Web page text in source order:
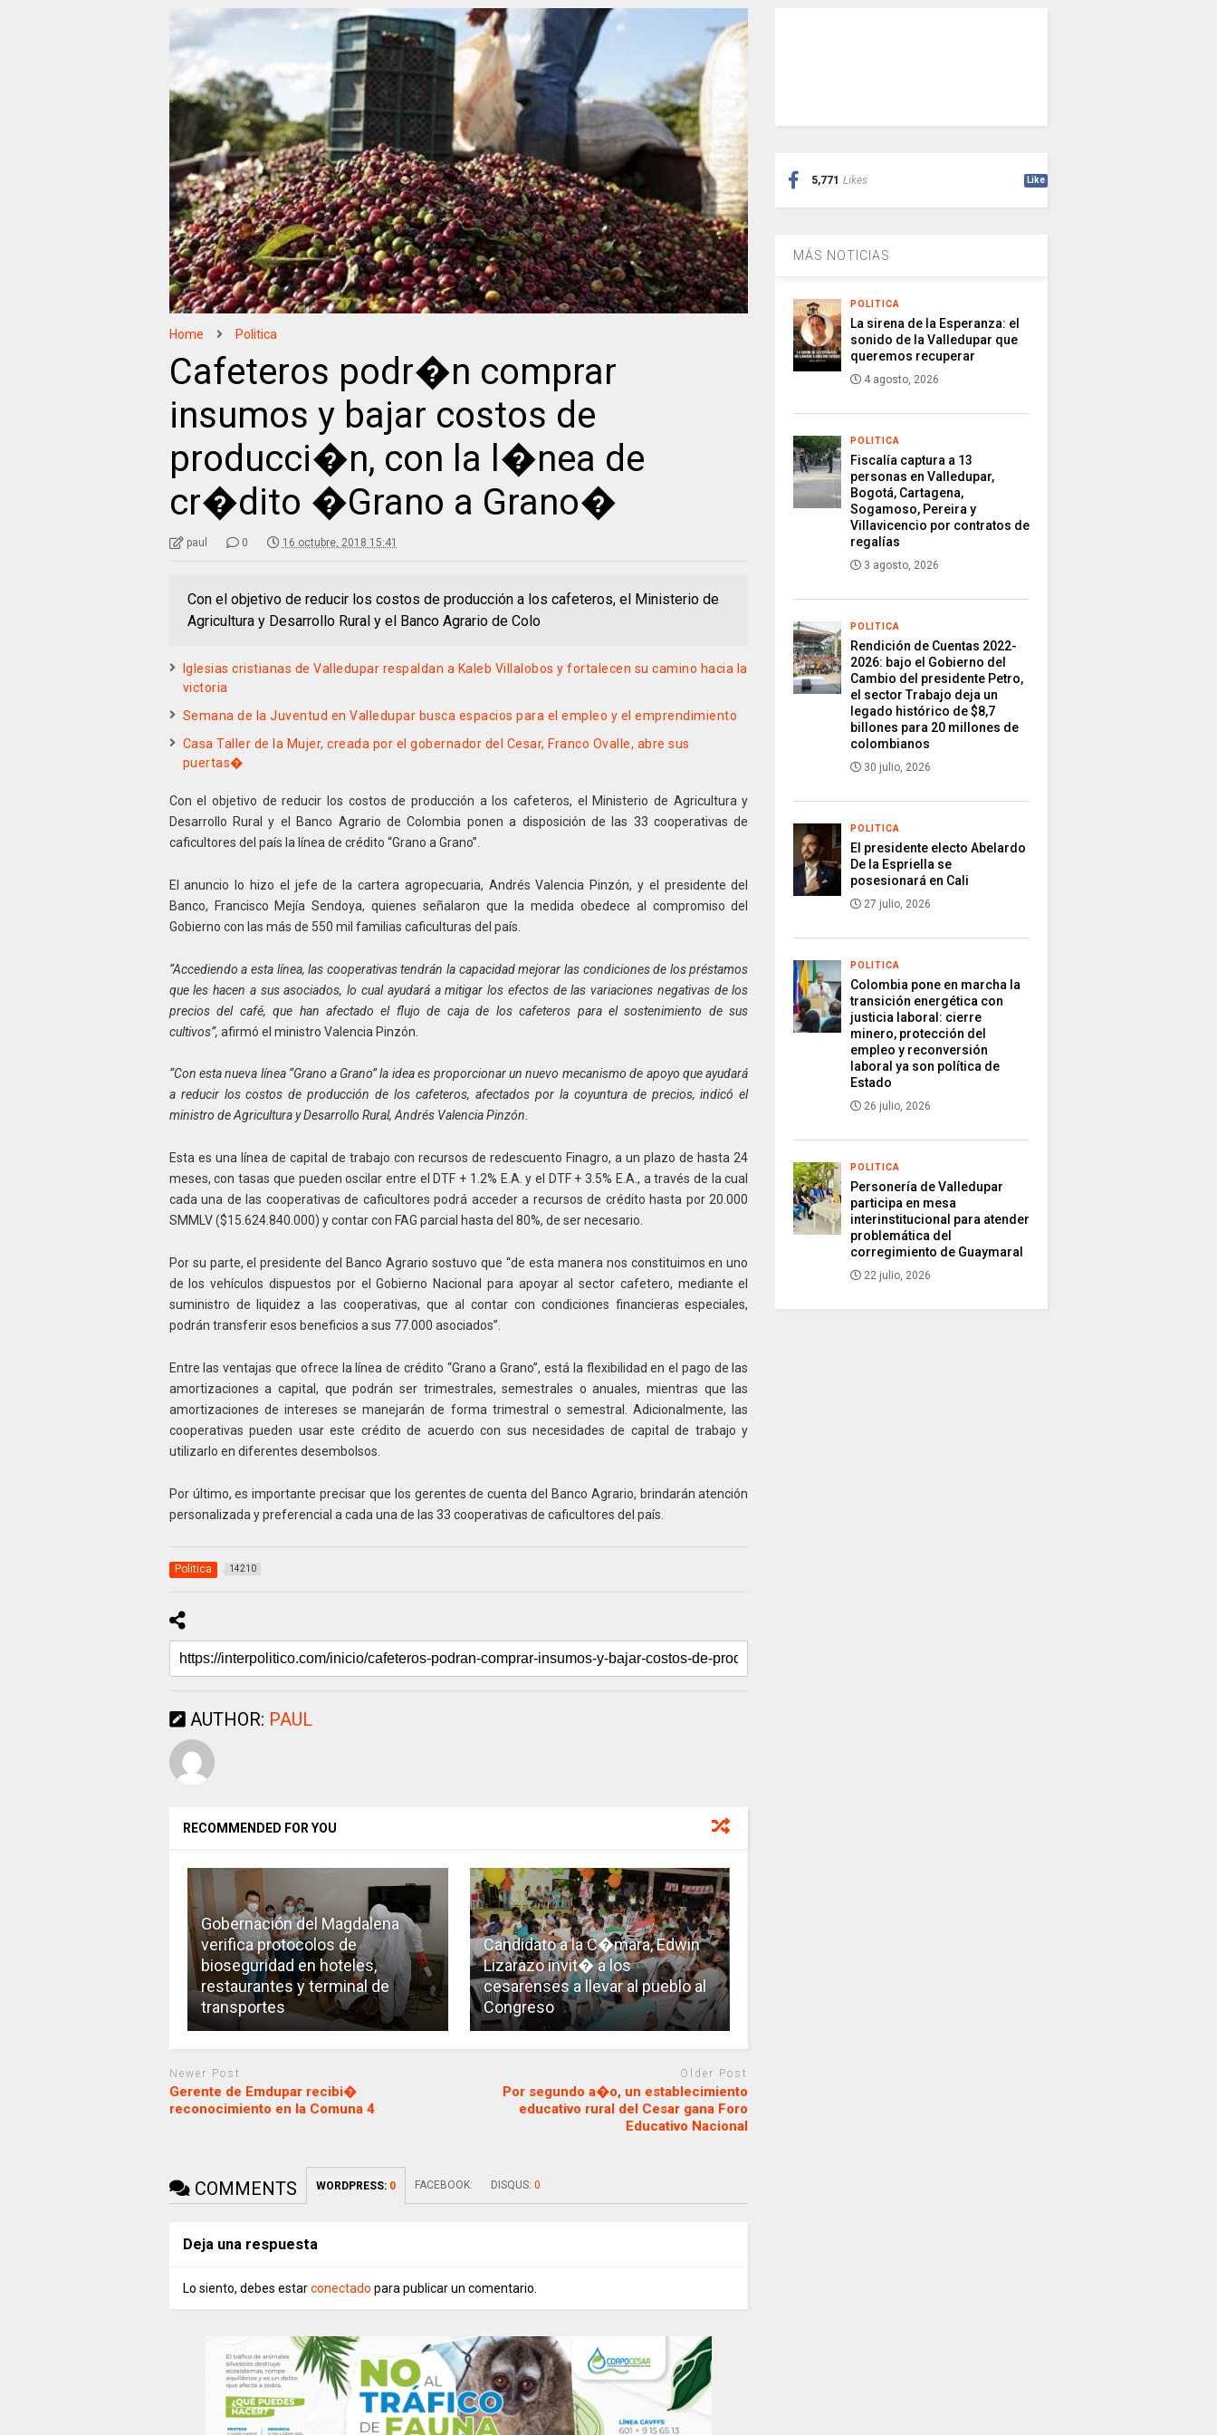
Home Politica
Cafeteros podr�n comprar
insumos y bajar costos de
producci�n, con la l�nea de
cr�dito �Grano a Grano�
paul 0 16 octubre, 2018 15:41
Con el objetivo de reducir los costos de producción a los cafeteros, el Ministerio de
Agricultura y Desarrollo Rural y el Banco Agrario de Colo
Iglesias cristianas de Valledupar respaldan a Kaleb Villalobos y fortalecen su camino hacia la
victoria
Semana de la Juventud en Valledupar busca espacios para el empleo y el emprendimiento
Casa Taller de la Mujer, creada por el gobernador del Cesar, Franco Ovalle, abre sus
puertas�
Con el objetivo de reducir los costos de producción a los cafeteros, el Ministerio de Agricultura y
Desarrollo Rural y el Banco Agrario de Colombia ponen a disposición de las 33 cooperativas de
caficultores del país la línea de crédito “Grano a Grano”.
El anuncio lo hizo el jefe de la cartera agropecuaria, Andrés Valencia Pinzón, y el presidente del
Banco, Francisco Mejía Sendoya, quienes señalaron que la medida obedece al compromiso del
Gobierno con las más de 550 mil familias caficulturas del país.
“Accediendo a esta línea, las cooperativas tendrán la capacidad mejorar las condiciones de los préstamos
que les hacen a sus asociados, lo cual ayudará a mitigar los efectos de las variaciones negativas de los
precios del café, que han afectado el flujo de caja de los cafeteros para el sostenimiento de sus
cultivos”, afirmó el ministro Valencia Pinzón.
“Con esta nueva línea “Grano a Grano” la idea es proporcionar un nuevo mecanismo de apoyo que ayudará
a reducir los costos de producción de los cafeteros, afectados por la coyuntura de precios, indicó el
ministro de Agricultura y Desarrollo Rural, Andrés Valencia Pinzón.
Esta es una línea de capital de trabajo con recursos de redescuento Finagro, a un plazo de hasta 24
meses, con tasas que pueden oscilar entre el DTF + 1.2% E.A. y el DTF + 3.5% E.A., a través de la cual
cada una de las cooperativas de caficultores podrá acceder a recursos de crédito hasta por 20.000
SMMLV ($15.624.840.000) y contar con FAG parcial hasta del 80%, de ser necesario.
Por su parte, el presidente del Banco Agrario sostuvo que “de esta manera nos constituimos en uno
de los vehículos dispuestos por el Gobierno Nacional para apoyar al sector cafetero, mediante el
suministro de liquidez a las cooperativas, que al contar con condiciones financieras especiales,
podrán transferir esos beneficios a sus 77.000 asociados”.
Entre las ventajas que ofrece la línea de crédito “Grano a Grano”, está la flexibilidad en el pago de las
amortizaciones a capital, que podrán ser trimestrales, semestrales o anuales, mientras que las
amortizaciones de intereses se manejarán de forma trimestral o semestral. Adicionalmente, las
cooperativas pueden usar este crédito de acuerdo con sus necesidades de capital de trabajo y
utilizarlo en diferentes desembolsos.
Por último, es importante precisar que los gerentes de cuenta del Banco Agrario, brindarán atención
personalizada y preferencial a cada una de las 33 cooperativas de caficultores del país.
Politica 14210
AUTHOR: PAUL
RECOMMENDED FOR YOU
Gobernación del Magdalena
verifica protocolos de
bioseguridad en hoteles,
restaurantes y terminal de
transportes
Candidato a la C�mara, Edwin
Lizarazo invit� a los
cesarenses a llevar al pueblo al
Congreso
Newer Post
Gerente de Emdupar recibi�
reconocimiento en la Comuna 4
Older Post
Por segundo a�o, un establecimiento
educativo rural del Cesar gana Foro
Educativo Nacional
COMMENTS WORDPRESS: 0 FACEBOOK: DISQUS: 0
Deja una respuesta
Lo siento, debes estarconectado para publicar un comentario.
5,771 Likes Like
MÁS NOTICIAS
POLITICA
La sirena de la Esperanza: el
sonido de la Valledupar que
queremos recuperar
4 agosto, 2026
POLITICA
Fiscalía captura a 13
personas en Valledupar,
Bogotá, Cartagena,
Sogamoso, Pereira y
Villavicencio por contratos de
regalías
3 agosto, 2026
POLITICA
Rendición de Cuentas 2022-
2026: bajo el Gobierno del
Cambio del presidente Petro,
el sector Trabajo deja un
legado histórico de $8,7
billones para 20 millones de
colombianos
30 julio, 2026
POLITICA
El presidente electo Abelardo
De la Espriella se
posesionará en Cali
27 julio, 2026
POLITICA
Colombia pone en marcha la
transición energética con
justicia laboral: cierre
minero, protección del
empleo y reconversión
laboral ya son política de
Estado
26 julio, 2026
POLITICA
Personería de Valledupar
participa en mesa
interinstitucional para atender
problemática del
corregimiento de Guaymaral
22 julio, 2026